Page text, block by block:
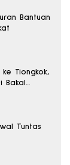
Bantuan
ke Tiongkok,
Bakal
Tuntas